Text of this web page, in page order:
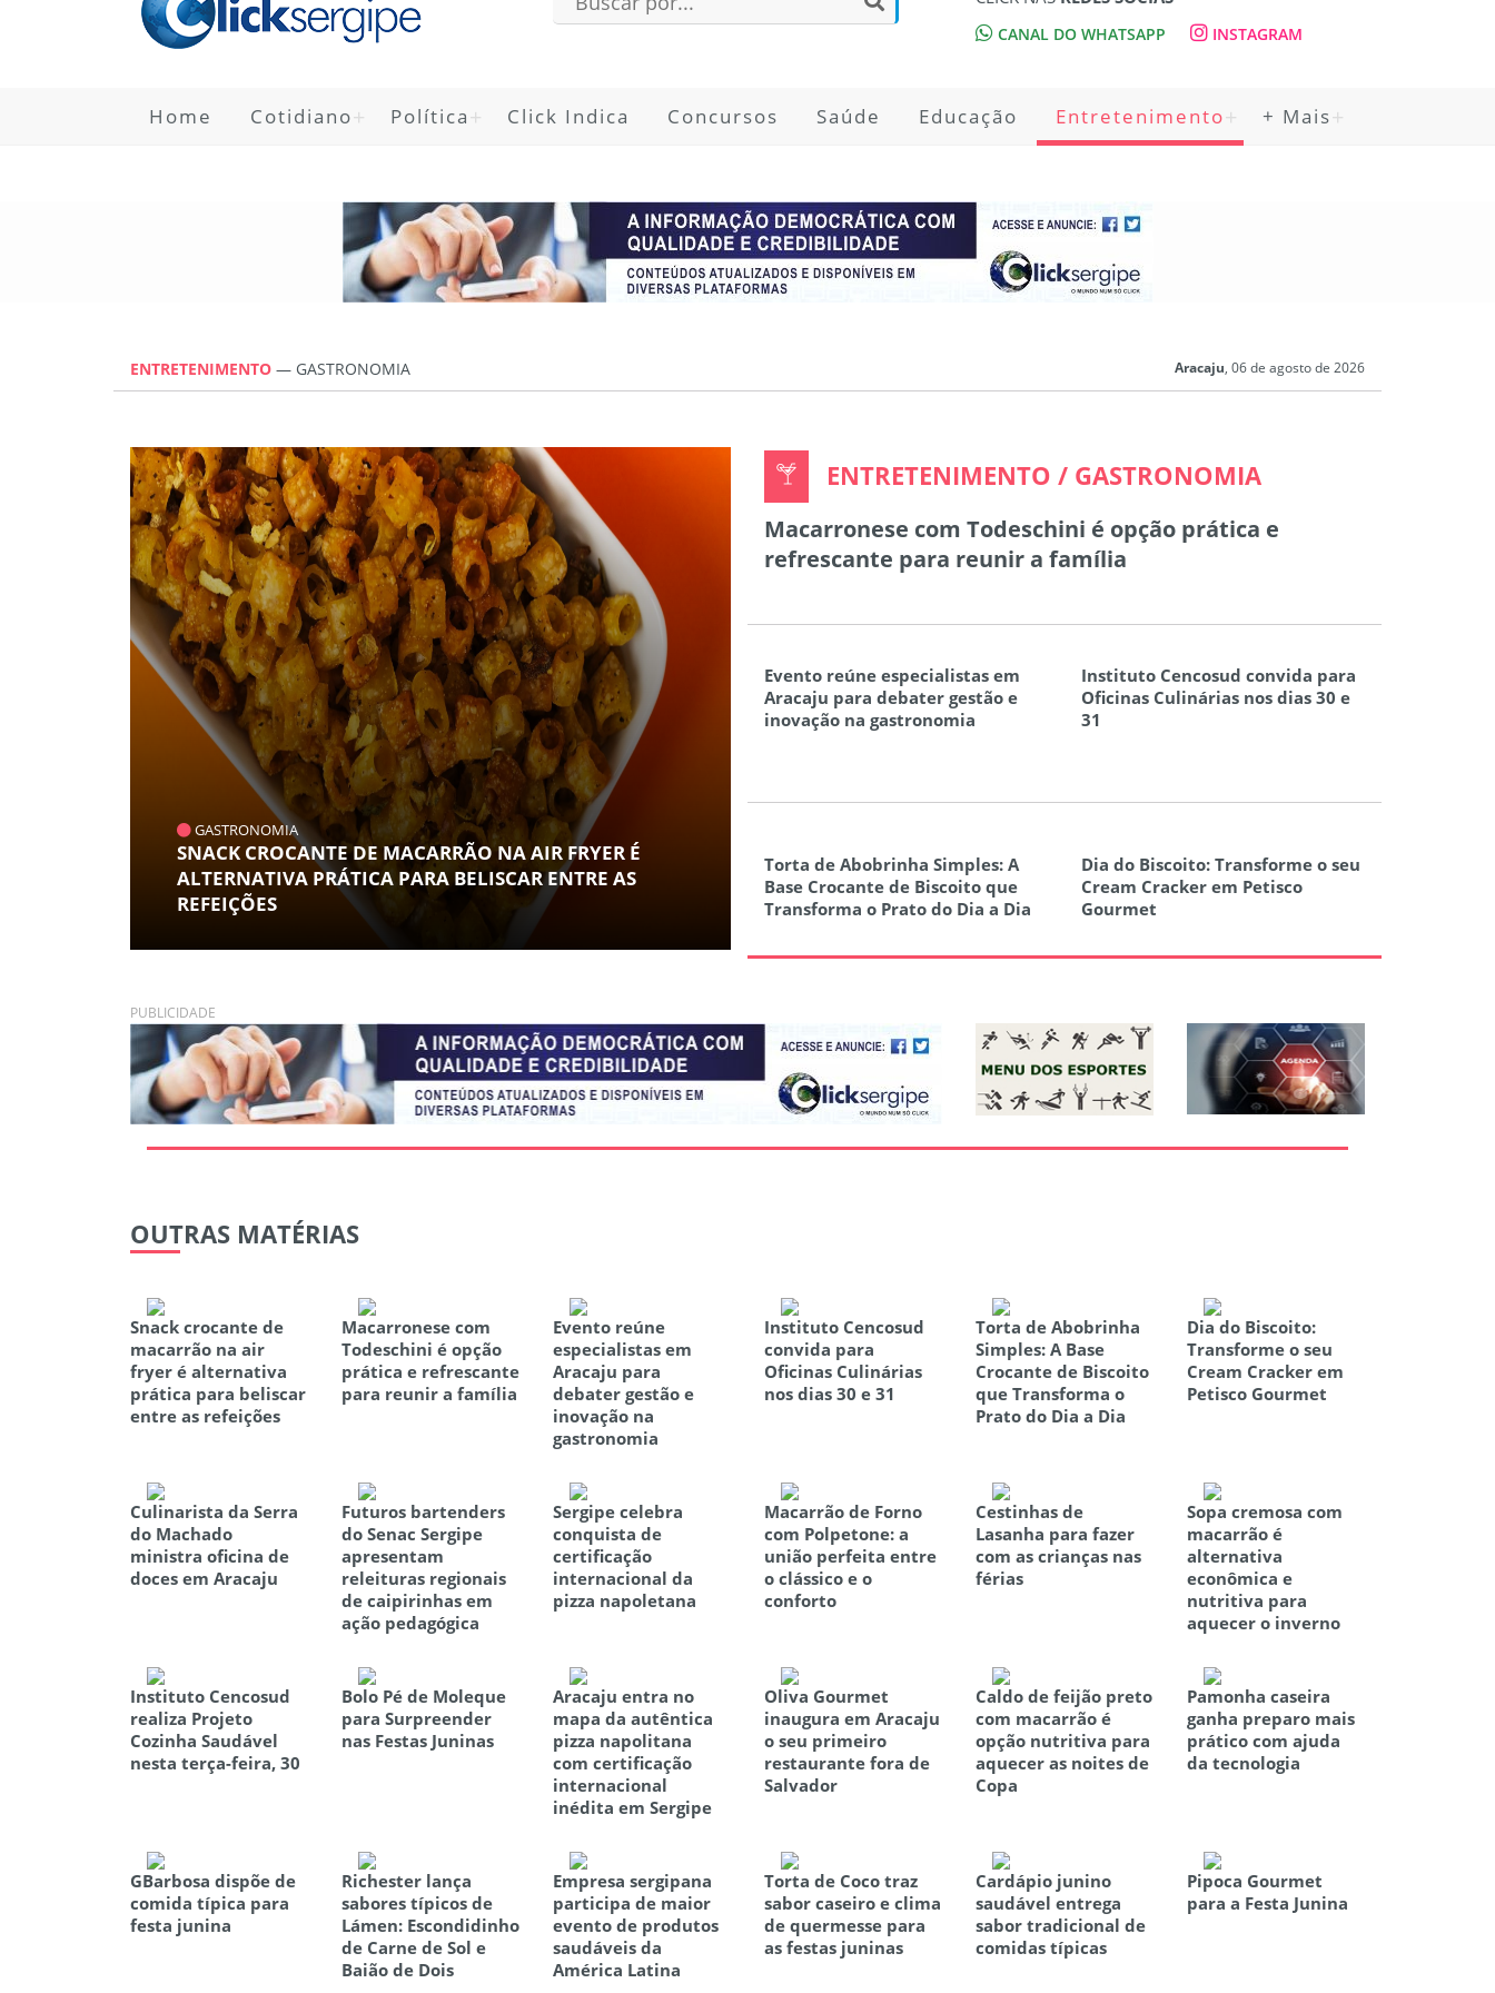
CANAL DO WHATSAPP INSTAGRAM
Home Cotidiano Política Click Indica Concursos Saúde Educação Entretenimento + Mais
ENTRETENIMENTO — GASTRONOMIA Aracaju, 06 de agosto de 2026
GASTRONOMIA
SNACK CROCANTE DE MACARRÃO NA AIR FRYER É
ALTERNATIVA PRÁTICA PARA BELISCAR ENTRE AS
REFEIÇÕES
ENTRETENIMENTO / GASTRONOMIA
Macarronese com Todeschini é opção prática e
refrescante para reunir a família
Evento reúne especialistas em
Aracaju para debater gestão e
inovação na gastronomia
Instituto Cencosud convida para
Oficinas Culinárias nos dias 30 e
31
Torta de Abobrinha Simples: A
Base Crocante de Biscoito que
Transforma o Prato do Dia a Dia
Dia do Biscoito: Transforme o seu
Cream Cracker em Petisco
Gourmet
PUBLICIDADE
OUTRAS MATÉRIAS
Snack crocante de
macarrão na air
fryer é alternativa
prática para beliscar
entre as refeições
Macarronese com
Todeschini é opção
prática e refrescante
para reunir a família
Evento reúne
especialistas em
Aracaju para
debater gestão e
inovação na
gastronomia
Instituto Cencosud
convida para
Oficinas Culinárias
nos dias 30 e 31
Torta de Abobrinha
Simples: A Base
Crocante de Biscoito
que Transforma o
Prato do Dia a Dia
Dia do Biscoito:
Transforme o seu
Cream Cracker em
Petisco Gourmet
Culinarista da Serra
do Machado
ministra oficina de
doces em Aracaju
Futuros bartenders
do Senac Sergipe
apresentam
releituras regionais
de caipirinhas em
ação pedagógica
Sergipe celebra
conquista de
certificação
internacional da
pizza napoletana
Macarrão de Forno
com Polpetone: a
união perfeita entre
o clássico e o
conforto
Cestinhas de
Lasanha para fazer
com as crianças nas
férias
Sopa cremosa com
macarrão é
alternativa
econômica e
nutritiva para
aquecer o inverno
Instituto Cencosud
realiza Projeto
Cozinha Saudável
nesta terça-feira, 30
Bolo Pé de Moleque
para Surpreender
nas Festas Juninas
Aracaju entra no
mapa da autêntica
pizza napolitana
com certificação
internacional
inédita em Sergipe
Oliva Gourmet
inaugura em Aracaju
o seu primeiro
restaurante fora de
Salvador
Caldo de feijão preto
com macarrão é
opção nutritiva para
aquecer as noites de
Copa
Pamonha caseira
ganha preparo mais
prático com ajuda
da tecnologia
GBarbosa dispõe de
comida típica para
festa junina
Richester lança
sabores típicos de
Lámen: Escondidinho
de Carne de Sol e
Baião de Dois
Empresa sergipana
participa de maior
evento de produtos
saudáveis da
América Latina
Torta de Coco traz
sabor caseiro e clima
de quermesse para
as festas juninas
Cardápio junino
saudável entrega
sabor tradicional de
comidas típicas
Pipoca Gourmet
para a Festa Junina